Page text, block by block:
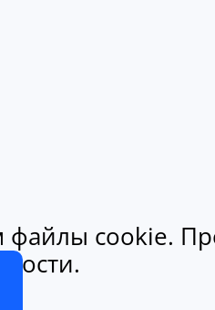
cookie.